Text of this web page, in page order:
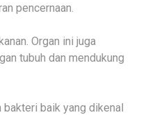
pencernaan.
Organ ini juga
tubuh dan mendukung
baik yang dikenal